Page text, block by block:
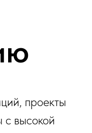
проекты
с высокой